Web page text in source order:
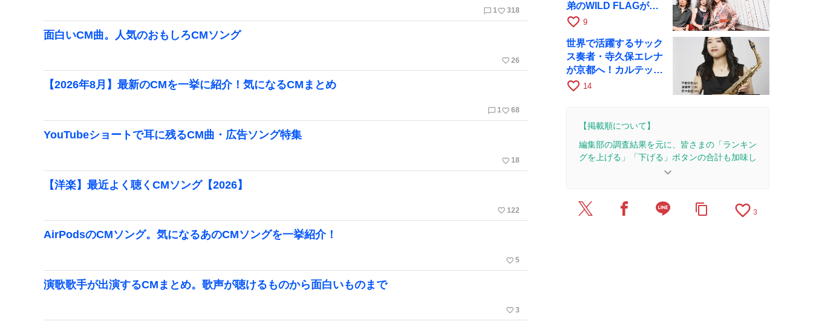
chat_bubble_outline 1 favorite_border 318
面白いCM曲。人気のおもしろCMソング
favorite_border 26
【2026年8月】最新のCMを一挙に紹介！気になるCMまとめ
chat_bubble_outline 1favorite_border 68
YouTubeショートで耳に残るCM曲・広告ソング特集
favorite_border 18
【洋楽】最近よく聴くCMソング【2026】
favorite_border 122
AirPodsのCMソング。気になるあのCMソングを一挙紹介！
favorite_border 5
演歌歌手が出演するCMまとめ。歌声が聴けるものから面白いものまで
favorite_border 3
弟のWILD FLAGが8
月6日にRAGでライブ
favorite_border 9
世界で活躍するサック
ス奏者・寺久保エレナ
が京都へ！カルテッ
ト・ツアー京都公演を
favorite_border 14
【掲載順について】
編集部の調査結果を元に、皆さまの「ランキン
グを上げる」「下げる」ボタンの合計も加味し
2026/7/30：1本のレビューを追加・更新。
keyboard_arrow_down
content_copy favorite_border 3